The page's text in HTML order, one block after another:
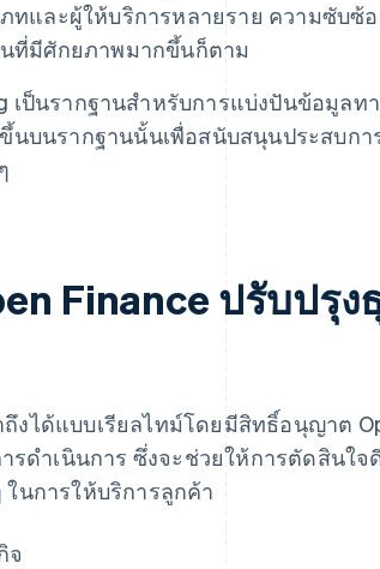
และผู้ให้บริการหลายราย ความซับซ้
ที่มีศักยภาพมากขึ้นก็ตาม
เป็นรากฐานสำหรับการแบ่งปันข้อมูลทา
นบนรากฐานนั้นเพื่อสนับสนุนประสบก
Finance ปรับปรุง
งได้แบบเรียลไทม์โดยมีสิทธิ์อนุญาต
รดำเนินการ ซึ่งจะช่วยให้การตัดสินใจ
นการให้บริการลูกค้า
จ